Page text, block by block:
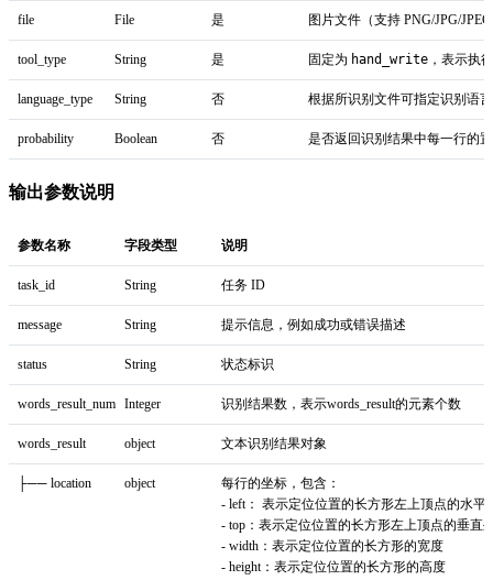
file File 是 图片文件（支持 PNG/JPG/
tool_type String 是 固定为 hand_write ，表示执
language_type String 否 根据所识别文件可指定识别语
probability Boolean 否 是否返回识别结果中每一行的
输出参数说明
参数名称 字段类型 说明
task_id String 任务 ID
message String 提示信息，例如成功或错误描述
status String 状态标识
words_result_num Integer 识别结果数，表示words_result的元素个数
words_result object 文本识别结果对象
├── location object
每行的坐标，包含：
- left： 表示定位位置的长方形左上顶点的水平
- top：表示定位位置的长方形左上顶点的垂直
- width：表示定位位置的长方形的宽度
- height：表示定位位置的长方形的高度